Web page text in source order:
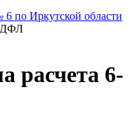
расчета 6-
по Иркутской области